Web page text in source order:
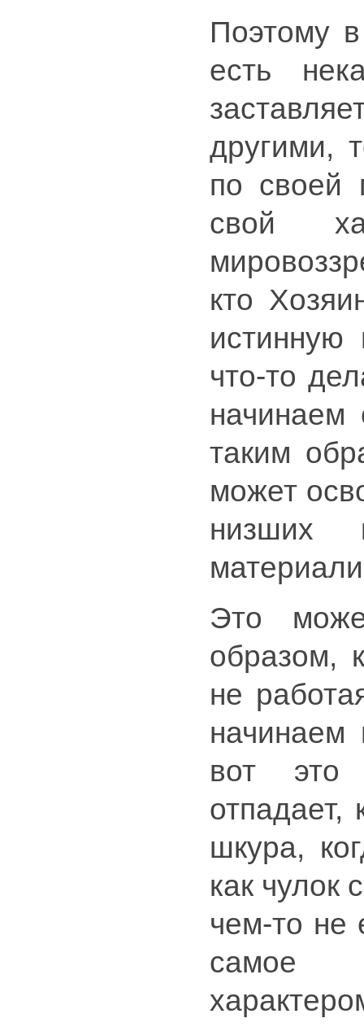
Поэтому
есть
другими,
по своей
свой
кто
что-то
начинаем
таким
может
низших
Это
образом,
не
начинаем
вот это
отпадает,
шкура,
как чулок
чем-то не
самое